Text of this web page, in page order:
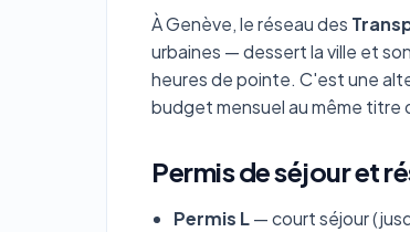
À Genève, le réseau des
urbaines — dessert la ville et
heures de pointe. C'est une
budget mensuel au même titre
Permis de séjour et
Permis L— court séjour